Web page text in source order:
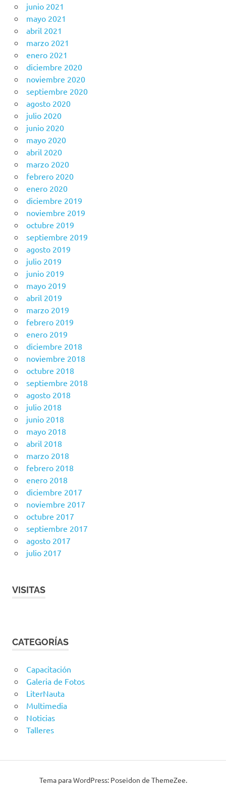
junio 2021
mayo 2021
abril 2021
marzo 2021
enero 2021
diciembre 2020
noviembre 2020
septiembre 2020
agosto 2020
julio 2020
junio 2020
mayo 2020
abril 2020
marzo 2020
febrero 2020
enero 2020
diciembre 2019
noviembre 2019
octubre 2019
septiembre 2019
agosto 2019
julio 2019
junio 2019
mayo 2019
abril 2019
marzo 2019
febrero 2019
enero 2019
diciembre 2018
noviembre 2018
octubre 2018
septiembre 2018
agosto 2018
julio 2018
junio 2018
mayo 2018
abril 2018
marzo 2018
febrero 2018
enero 2018
diciembre 2017
noviembre 2017
octubre 2017
septiembre 2017
agosto 2017
julio 2017
VISITAS
CATEGORÍAS
Capacitación
Galeria de Fotos
LiterNauta
Multimedia
Noticias
Talleres
Tema para WordPress: Poseidon de ThemeZee.